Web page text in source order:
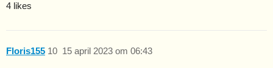
4 likes
Floris155 15 april 2023 om 06:43
10